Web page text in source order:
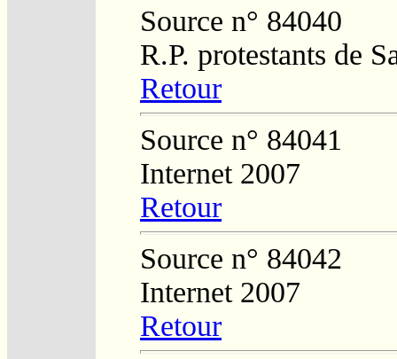
Source n° 84040
R.P. protestants de
Retour
Source n° 84041
Internet 2007
Retour
Source n° 84042
Internet 2007
Retour